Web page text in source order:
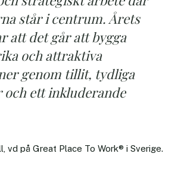
står i centrum. Årets
att det går att bygga
och attraktiva
genom tillit, tydliga
och ett inkluderande
vd på Great Place To Work® i Sverige.